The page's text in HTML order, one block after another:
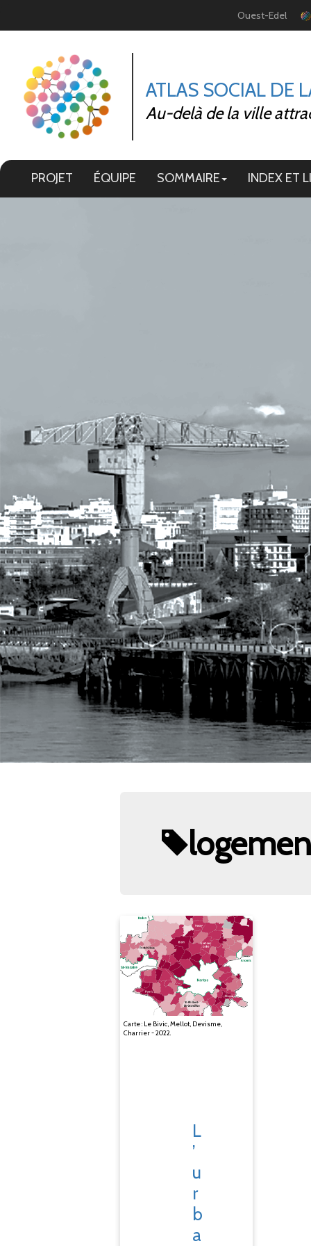
Ouest-Edel
ATLAS SOCIAL DE
Au-delà de la ville
PROJET ÉQUIPE SOMMAIRE INDEX ET
Carte : Le Bivic, Mellot, Devisme,
Charrier - 2022.
L
’
u
r
b
a